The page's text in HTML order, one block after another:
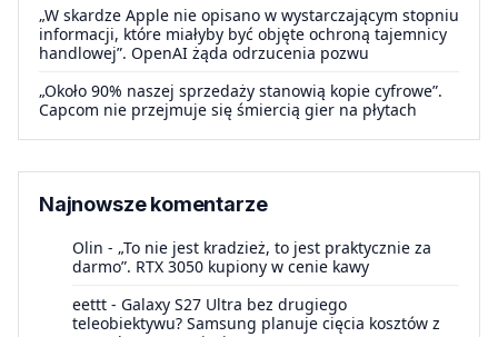
„W skardze Apple nie opisano w wystarczającym stopniu
informacji, które miałyby być objęte ochroną tajemnicy
handlowej”. OpenAI żąda odrzucenia pozwu
„Około 90% naszej sprzedaży stanowią kopie cyfrowe”.
Capcom nie przejmuje się śmiercią gier na płytach
Najnowsze komentarze
Olin - „To nie jest kradzież, to jest praktycznie za
darmo”. RTX 3050 kupiony w cenie kawy
eettt - Galaxy S27 Ultra bez drugiego
teleobiektywu? Samsung planuje cięcia kosztów z